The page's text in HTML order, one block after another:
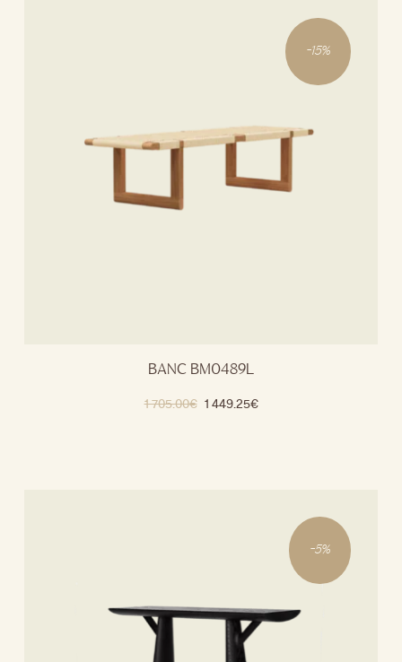
-15%
BANC BM0489L
1 705.00€ 1 449.25€
-5%